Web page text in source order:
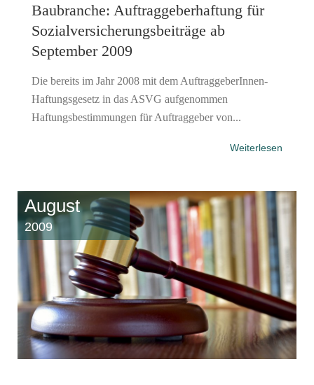
Baubranche: Auftraggeberhaftung für
Sozialversicherungsbeiträge ab
September 2009
Die bereits im Jahr 2008 mit dem AuftraggeberInnen-
Haftungsgesetz in das ASVG aufgenommen
Haftungsbestimmungen für Auftraggeber von...
Weiterlesen
August
2009